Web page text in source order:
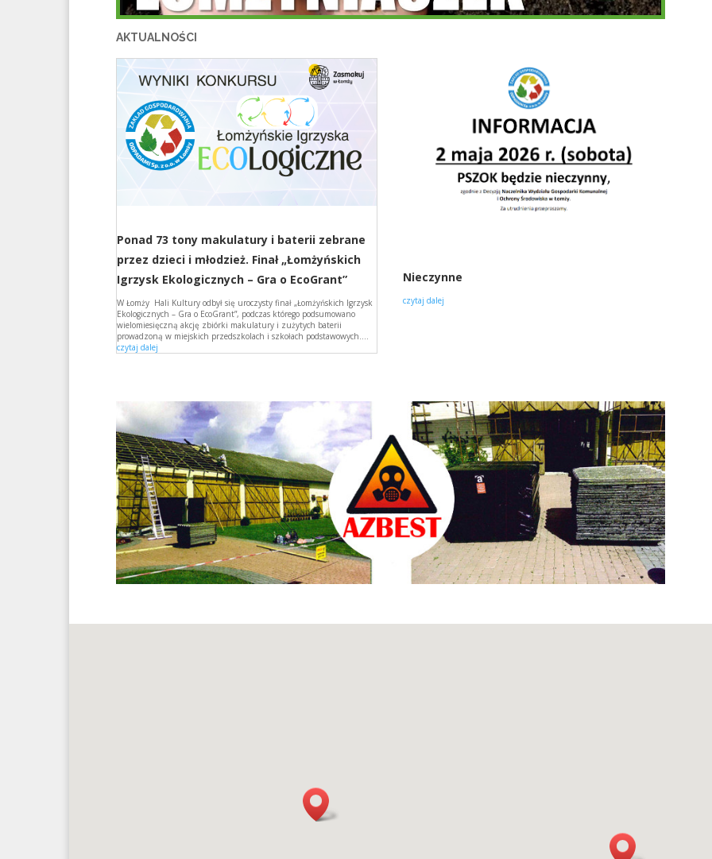
AKTUALNOŚCI
Ponad 73 tony makulatury i baterii zebrane
przez dzieci i młodzież. Finał „Łomżyńskich
Igrzysk Ekologicznych – Gra o EcoGrant”
W Łomży Hali Kultury odbył się uroczysty finał „Łomżyńskich Igrzysk
Ekologicznych – Gra o EcoGrant”, podczas którego podsumowano
wielomiesięczną akcję zbiórki makulatury i zużytych baterii
prowadzoną w miejskich przedszkolach i szkołach podstawowych....
czytaj dalej
Nieczynne
czytaj dalej